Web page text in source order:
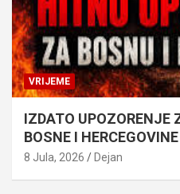
VRIJEME
IZDATO UPOZORENJE
BOSNE I HERCEGOVINE
8 Jula, 2026 Dejan